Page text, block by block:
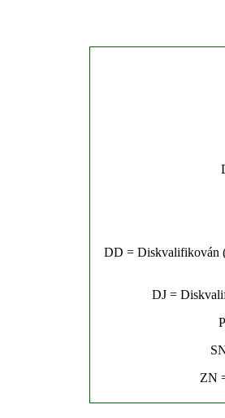
DD = Diskvalifikován
DJ =
ZN